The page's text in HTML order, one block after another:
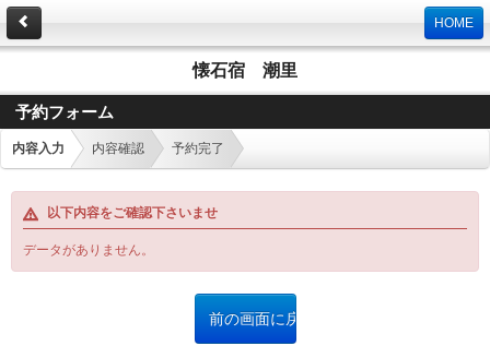
HOME
懐石宿 潮里
予約フォーム
内容入力 内容確認 予約完了
以下内容をご確認下さいませ
データがありません。